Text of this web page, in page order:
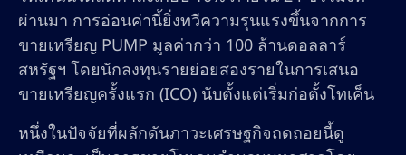
ผ่านมา การอ่อนค่านี้ยิ่งทวีความรุนแรงขึ้นจากการ
ขายเหรียญ PUMP มูลค่ากว่า 100 ล้านดอลลาร์
สหรัฐฯ โดยนักลงทุนรายย่อยสองรายในการเสนอ
ขายเหรียญครั้งแรก (ICO) นับตั้งแต่เริ่มก่อตั้งโทเค็น
หนึ่งในปัจจัยที่ผลักดันภาวะเศรษฐกิจถดถอยนี้ดู